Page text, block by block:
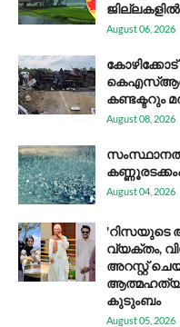
August 06, 2026
കണ്ടക്ടറും
August 08, 2026
August 04, 2026
'റിസയുടെ
വ്യക്തം,
അറസ്റ്റ്
കുടുംബം
August 05, 2026